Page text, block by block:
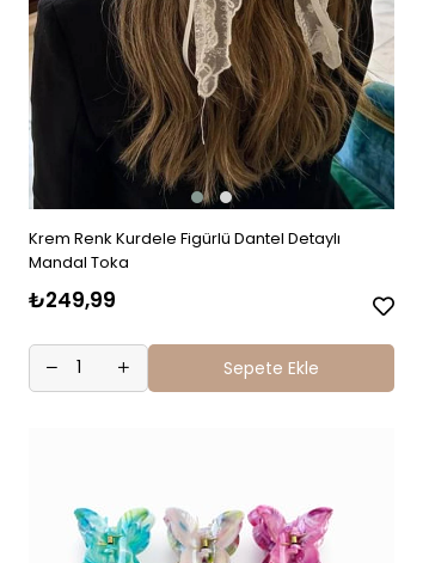
Krem Renk Kurdele Figürlü Dantel Detaylı
Mandal Toka
₺249,99
Sepete Ekle